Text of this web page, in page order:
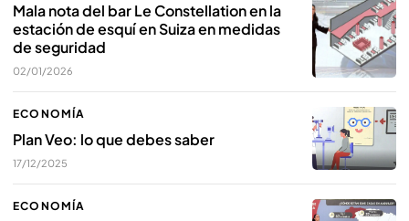
Mala nota del bar Le Constellation en la
estación de esquí en Suiza en medidas
de seguridad
02/01/2026
ECONOMÍA
Plan Veo: lo que debes saber
17/12/2025
ECONOMÍA